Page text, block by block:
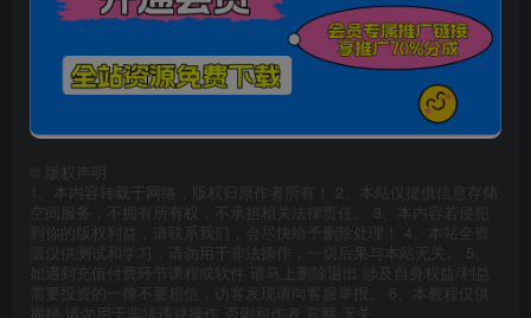
版权声明
1、本内容转载于网络，版权归原作者所有！ 2、本站仅提供信息存储
空间服务，不拥有所有权，不承担相关法律责任。 3、本内容若侵犯
到你的版权利益，请联系我们，会尽快给予删除处理！ 4、本站全资
源仅供测试和学习，请勿用于非法操作，一切后果与本站无关。 5、
如遇到充值付费环节课程或软件 请马上删除退出 涉及自身权益/利益
需要投资的一律不要相信，访客发现请向客服举报。 6、本教程仅供
揭秘 请勿用于非法违规操作 否则和作者 官网 无关